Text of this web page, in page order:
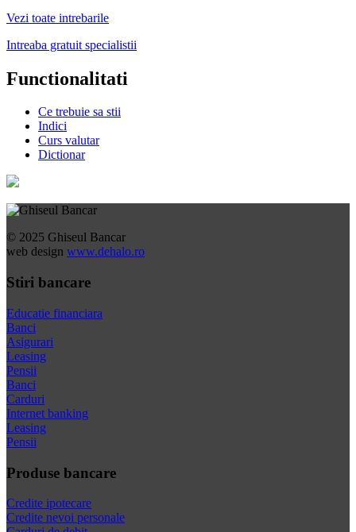
Vezi toate intrebarile
Intreaba gratuit specialistii
Functionalitati
Ce trebuie sa stii
Indici
Curs valutar
Dictionar
© 2025 Ghiseul Bancar
web design www.dehalo.ro
Stiri bancare
Educatie financiara
Banci
Asigurari
Leasing
Pensii
Banci
Carduri
Internet banking
Leasing
Pensii
Produse bancare
Credite ipotecare
Credite nevoi personale